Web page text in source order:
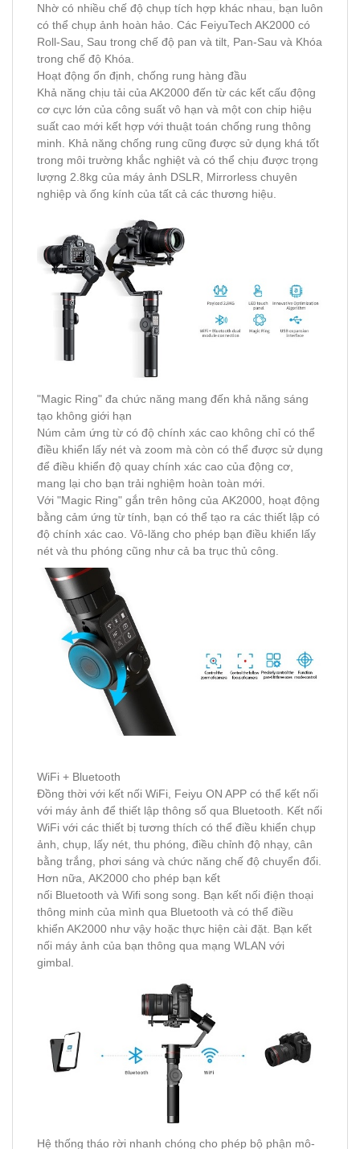
Nhờ có nhiều chế độ chụp tích hợp khác nhau, bạn luôn
có thể chụp ảnh hoàn hảo. Các FeiyuTech AK2000 có
Roll-Sau, Sau trong chế độ pan và tilt, Pan-Sau và Khóa
trong chế độ Khóa.
Hoạt động ổn định, chống rung hàng đầu
Khả năng chịu tải của AK2000 đến từ các kết cấu động
cơ cực lớn của công suất vô hạn và một con chip hiệu
suất cao mới kết hợp với thuật toán chống rung thông
minh. Khả năng chống rung cũng được sử dụng khá tốt
trong môi trường khắc nghiệt và có thể chịu được trọng
lượng 2.8kg của máy ảnh DSLR, Mirrorless chuyên
nghiệp và ống kính của tất cả các thương hiệu.
"Magic Ring" đa chức năng mang đến khả năng sáng
tạo không giới hạn
Núm cảm ứng từ có độ chính xác cao không chỉ có thể
điều khiển lấy nét và zoom mà còn có thể được sử dụng
để điều khiển độ quay chính xác cao của động cơ,
mang lại cho bạn trải nghiệm hoàn toàn mới.
Với "Magic Ring" gắn trên hông của AK2000, hoạt động
bằng cảm ứng từ tính, bạn có thể tạo ra các thiết lập có
độ chính xác cao. Vô-lăng cho phép bạn điều khiển lấy
nét và thu phóng cũng như cả ba trục thủ công.
WiFi + Bluetooth
Đồng thời với kết nối WiFi, Feiyu ON APP có thể kết nối
với máy ảnh để thiết lập thông số qua Bluetooth. Kết nối
WiFi với các thiết bị tương thích có thể điều khiển chụp
ảnh, chụp, lấy nét, thu phóng, điều chỉnh độ nhạy, cân
bằng trắng, phơi sáng và chức năng chế độ chuyển đổi.
Hơn nữa, AK2000 cho phép bạn kết
nối Bluetooth và Wifi song song. Bạn kết nối điện thoại
thông minh của mình qua Bluetooth và có thể điều
khiển AK2000 như vậy hoặc thực hiện cài đặt. Bạn kết
nối máy ảnh của bạn thông qua mạng WLAN với
gimbal.
Hệ thống tháo rời nhanh chóng cho phép bộ phận mô-